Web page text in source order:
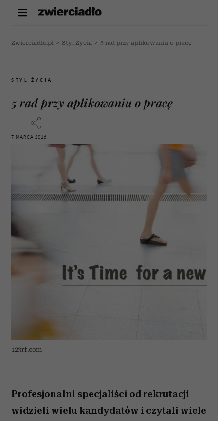
Zwierciadlo.pl > Styl Życia > 5 rad przy aplikowaniu o pracę
STYL ŻYCIA
5 rad przy aplikowaniu o pracę
7 MARCA 2016
123rf.com
Profesjonalni specjaliści od rekrutacji
widzieli wielu kandydatów i czytali wiele